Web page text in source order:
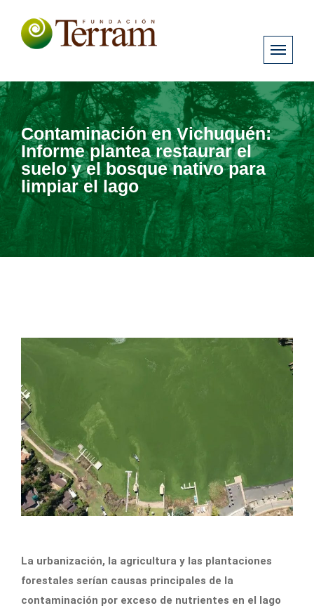
Contaminación en Vichuquén:
Informe plantea restaurar el
suelo y el bosque nativo para
limpiar el lago
La urbanización, la agricultura y las plantaciones
forestales serían causas principales de la
contaminación por exceso de nutrientes en el lago